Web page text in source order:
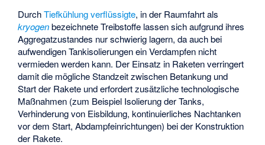
DurchTiefkühlung verflüssigte, in der Raumfahrt als
kryogenbezeichnete Treibstoffe lassen sich aufgrund ihres
Aggregatzustandes nur schwierig lagern, da auch bei
aufwendigen Tankisolierungen ein Verdampfen nicht
vermieden werden kann. Der Einsatz in Raketen verringert
damit die mögliche Standzeit zwischen Betankung und
Start der Rakete und erfordert zusätzliche technologische
Maßnahmen (zum Beispiel Isolierung der Tanks,
Verhinderung von Eisbildung, kontinuierliches Nachtanken
vor dem Start, Abdampfeinrichtungen) bei der Konstruktion
der Rakete.